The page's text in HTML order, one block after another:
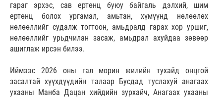
гараг эрхэс, сав ертөнц буюу байгаль дэлхий, шим
ертөнц болох ургамал, амьтан, хүмүүнд нөлөөлөх
нөлөөллийг судалж тогтоон, амьдралд гарах хор уршиг,
нөлөөллийг урьдчилан засаж, амьдрал ахуйдаа зөвөөр
ашиглаж ирсэн билээ.
Иймээс 2026 оны гал морин жилийн тухайд онцгой
засалтай хүүхдүүдийн талаар Бусдад туслахуй анагаах
ухааны Манба Дацан хийдийн зурхайч, Анагаах ухааны